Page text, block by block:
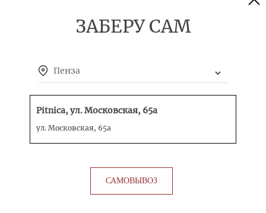
ЗАБЕРУ САМ
Пенза
Pitnica, ул. Московская, 65а
ул. Московская, 65а
САМОВЫВОЗ
КУРИНЫЙ ХВОРОСТ
КУПИТЬ
СМАЖЕНЫЙ СЫР